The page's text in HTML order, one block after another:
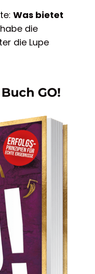
Was bietet
die
die Lupe
GO!